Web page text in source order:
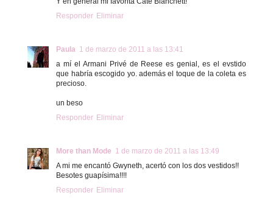
Responder Eliminar
Paula 1 de marzo de 2011 a las 13:41
a mí el Armani Privé de Reese es genial, es el evstido
que habría escogido yo. además el toque de la coleta es
precioso.
un beso
Responder Eliminar
More than Mode 1 de marzo de 2011 a las 13:49
A mi me encantó Gwyneth, acertó con los dos vestidos!!
Besotes guapísima!!!!
Responder Eliminar